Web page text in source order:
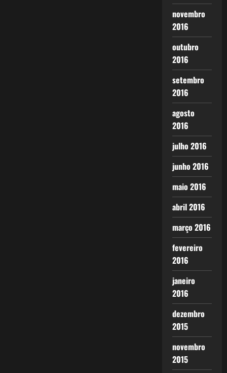
novembro
2016
outubro
2016
setembro
2016
agosto
2016
julho 2016
junho 2016
maio 2016
abril 2016
março 2016
fevereiro
2016
janeiro
2016
dezembro
2015
novembro
2015